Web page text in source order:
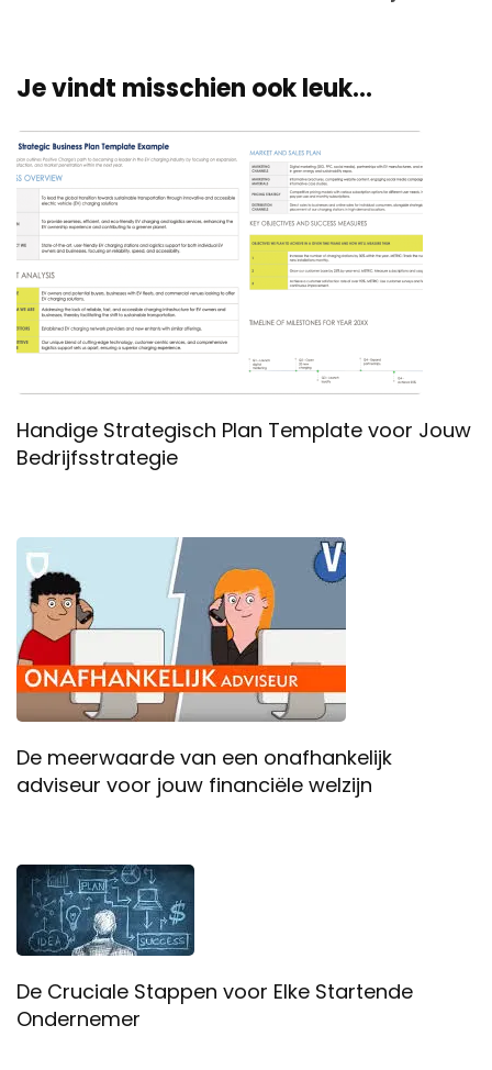
Je vindt misschien ook leuk...
Handige Strategisch Plan Template voor Jouw
Bedrijfsstrategie
De meerwaarde van een onafhankelijk
adviseur voor jouw financiële welzijn
De Cruciale Stappen voor Elke Startende
Ondernemer